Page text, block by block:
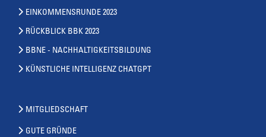
EINKOMMENSRUNDE 2023
RÜCKBLICK BBK 2023
BBNE - NACHHALTIGKEITSBILDUNG
KÜNSTLICHE INTELLIGENZ CHATGPT
MITGLIEDSCHAFT
GUTE GRÜNDE